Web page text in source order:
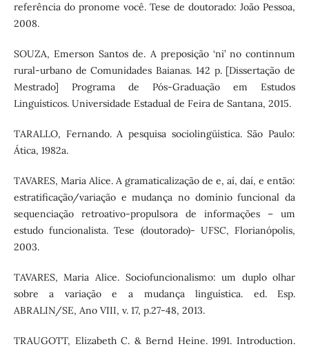
referência do pronome você. Tese de doutorado: João Pessoa,
2008.
SOUZA, Emerson Santos de. A preposição ‘ni’ no continnum
rural-urbano de Comunidades Baianas. 142 p. [Dissertação de
Mestrado] Programa de Pós-Graduação em Estudos
Linguísticos. Universidade Estadual de Feira de Santana, 2015.
TARALLO, Fernando. A pesquisa sociolingüística. São Paulo:
Ática, 1982a.
TAVARES, Maria Alice. A gramaticalização de e, aí, daí, e então:
estratificação/variação e mudança no domínio funcional da
sequenciação retroativo-propulsora de informações – um
estudo funcionalista. Tese (doutorado)- UFSC, Florianópolis,
2003.
TAVARES, Maria Alice. Sociofuncionalismo: um duplo olhar
sobre a variação e a mudança linguística. ed. Esp.
ABRALIN/SE, Ano VIII, v. 17, p.27-48, 2013.
TRAUGOTT, Elizabeth C. & Bernd Heine. 1991. Introduction.